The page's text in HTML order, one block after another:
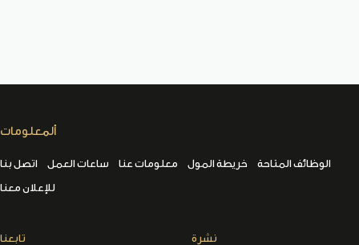
ألمعلومات
اتصل بنا ساعات العمل معلومات عنا خريطة المول
الوظائف المتاحة
للإعلان معنا
تابعنا نشرة